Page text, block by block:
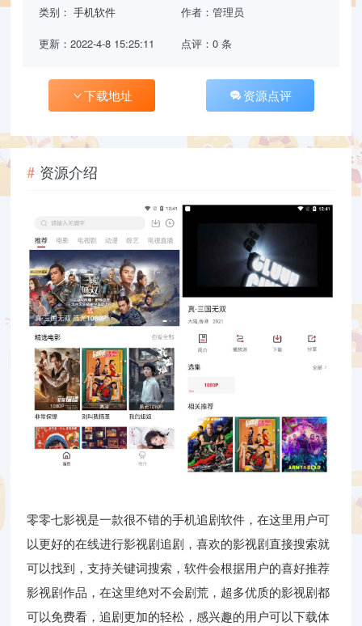
类别：手机软件 作者：管理员
更新：2022-4-8 15:25:11 点评：0 条
下载地址 资源点评
资源介绍
零零七影视是一款很不错的手机追剧软件，在这里用户可
以更好的在线进行影视剧追剧，喜欢的影视剧直接搜索就
可以找到，支持关键词搜索，软件会根据用户的喜好推荐
影视剧作品，在这里绝对不会剧荒，超多优质的影视剧都
可以免费看，追剧更加的轻松，感兴趣的用户可以下载体